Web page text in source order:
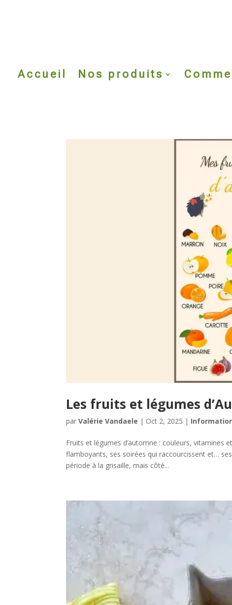
Accueil Nos produits
Les fruits et légumes
parValérie Vandaele | Oct 2, 2025 |
Fruits et légumes d’automne : couleurs, vitamines
flamboyants, ses soirées qui raccourcissent et…
période à la grisaille, mais côté...